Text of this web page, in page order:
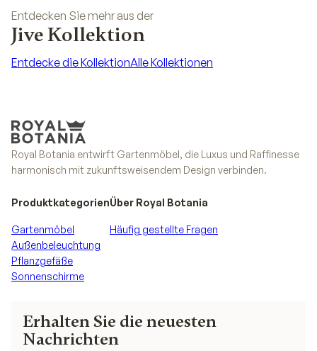
Entdecken Sie mehr aus der
Jive Kollektion
Entdecke die KollektionAlle Kollektionen
Royal Botania entwirft Gartenmöbel, die Luxus und Raffinesse
harmonisch mit zukunftsweisendem Design verbinden.
Erhalten Sie die neuesten
Nachrichten
Produktkategorien
Gartenmöbel
Außenbeleuchtung
Pflanzgefäße
Sonnenschirme
Über Royal Botania
Häufig gestellte Fragen